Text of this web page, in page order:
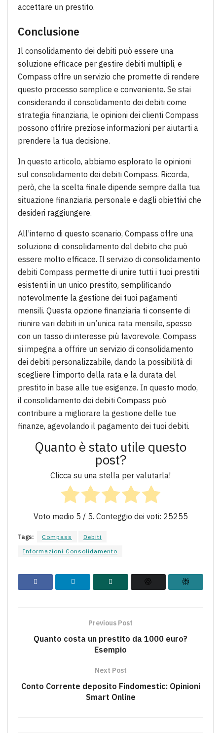
accettare un prestito.
Conclusione
Il consolidamento dei debiti può essere una
soluzione efficace per gestire debiti multipli, e
Compass offre un servizio che promette di rendere
questo processo semplice e conveniente. Se stai
considerando il consolidamento dei debiti come
strategia finanziaria, le opinioni dei clienti Compass
possono offrire preziose informazioni per aiutarti a
prendere la tua decisione.
In questo articolo, abbiamo esplorato le opinioni
sul consolidamento dei debiti Compass. Ricorda,
però, che la scelta finale dipende sempre dalla tua
situazione finanziaria personale e dagli obiettivi che
desideri raggiungere.
All’interno di questo scenario, Compass offre una
soluzione di consolidamento del debito che può
essere molto efficace. Il servizio di consolidamento
debiti Compass permette di unire tutti i tuoi prestiti
esistenti in un unico prestito, semplificando
notevolmente la gestione dei tuoi pagamenti
mensili. Questa opzione finanziaria ti consente di
riunire vari debiti in un’unica rata mensile, spesso
con un tasso di interesse più favorevole. Compass
si impegna a offrire un servizio di consolidamento
dei debiti personalizzabile, dando la possibilità di
scegliere l’importo della rata e la durata del
prestito in base alle tue esigenze. In questo modo,
il consolidamento dei debiti Compass può
contribuire a migliorare la gestione delle tue
finanze, agevolando il pagamento dei tuoi debiti.
Quanto è stato utile questo
post?
Clicca su una stella per valutarla!
Voto medio 5 / 5. Conteggio dei voti: 25255
Tags: Compass
Debiti
Informazioni Consolidamento
Previous Post
Quanto costa un prestito da 1000 euro?
Esempio
Next Post
Conto Corrente deposito Findomestic: Opinioni
Smart Online